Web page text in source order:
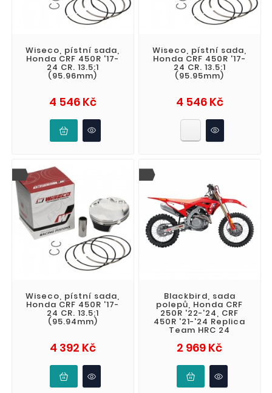
Wiseco, pístní sada,
Honda CRF 450R '17-
24 CR. 13.5:1
(95.96mm)
4 546 KčCena
Wiseco, pístní sada,
Honda CRF 450R '17-
24 CR. 13.5:1
(95.95mm)
4 546 KčCena
Wiseco, pístní sada,
Honda CRF 450R '17-
24 CR. 13.5:1
(95.94mm)
4 392 KčCena
Blackbird, sada
polepů, Honda CRF
250R '22-'24, CRF
450R '21-'24 Replica
Team HRC 24
2 969 KčCena